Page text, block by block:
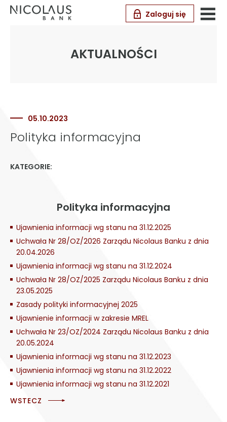
Zaloguj się
AKTUALNOŚCI
05.10.2023
Polityka informacyjna
KATEGORIE:
Polityka informacyjna
Ujawnienia informacji wg stanu na 31.12.2025
Uchwała Nr 28/OZ/2026 Zarządu Nicolaus Banku z dnia
20.04.2026
Ujawnienia informacji wg stanu na 31.12.2024
Uchwała Nr 28/OZ/2025 Zarządu Nicolaus Banku z dnia
23.05.2025
Zasady polityki informacyjnej 2025
Ujawnienie informacji w zakresie MREL
Uchwała Nr 23/OZ/2024 Zarządu Nicolaus Banku z dnia
20.05.2024
Ujawnienia informacji wg stanu na 31.12.2023
Ujawnienia informacji wg stanu na 31.12.2022
Ujawnienia informacji wg stanu na 31.12.2021
WSTECZ